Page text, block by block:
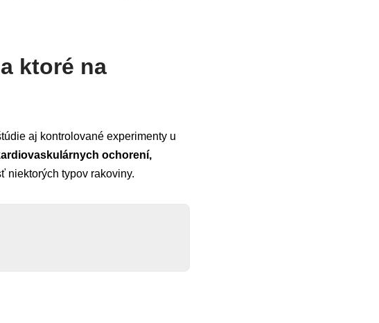
ktoré na
aj kontrolované experimenty u
ochorení,
niektorých typov rakoviny.